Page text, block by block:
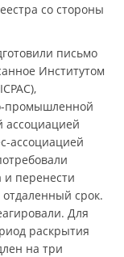
со стороны
письмо
Институтом
промышленной
ассоциацией
ассоциацией
и перенести
срок.
Для
раскрытия
на три